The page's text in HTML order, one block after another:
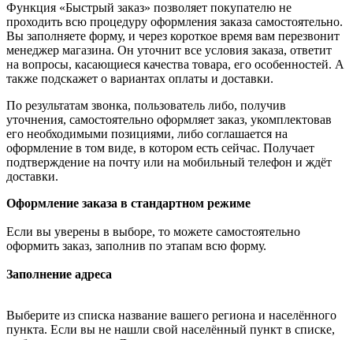
Функция «Быстрый заказ» позволяет покупателю не
проходить всю процедуру оформления заказа самостоятельно.
Вы заполняете форму, и через короткое время вам перезвонит
менеджер магазина. Он уточнит все условия заказа, ответит
на вопросы, касающиеся качества товара, его особенностей. А
также подскажет о вариантах оплаты и доставки.
По результатам звонка, пользователь либо, получив
уточнения, самостоятельно оформляет заказ, укомплектовав
его необходимыми позициями, либо соглашается на
оформление в том виде, в котором есть сейчас. Получает
подтверждение на почту или на мобильный телефон и ждёт
доставки.
Оформление заказа в стандартном режиме
Если вы уверены в выборе, то можете самостоятельно
оформить заказ, заполнив по этапам всю форму.
Заполнение адреса
Выберите из списка название вашего региона и населённого
пункта. Если вы не нашли свой населённый пункт в списке,